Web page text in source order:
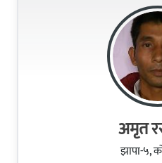
अमृत
झापा-५,